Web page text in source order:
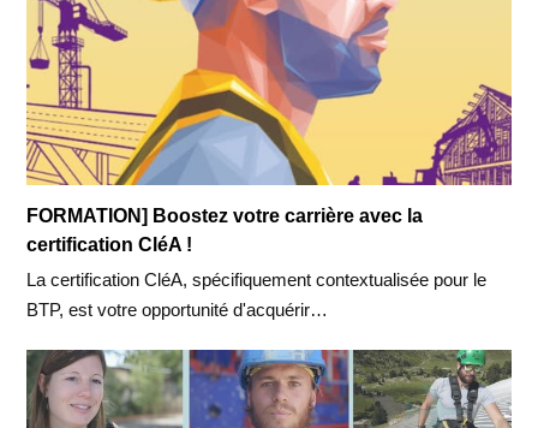
FORMATION] Boostez votre carrière avec la
certification CléA !
La certification CléA, spécifiquement contextualisée pour le
BTP, est votre opportunité d'acquérir…